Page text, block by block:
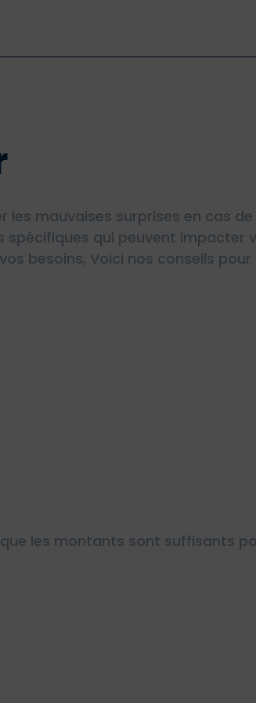
mauvaises surprises en cas de
spécifiques qui peuvent impacter
besoins, Voici nos conseils pour
les montants sont suffisants